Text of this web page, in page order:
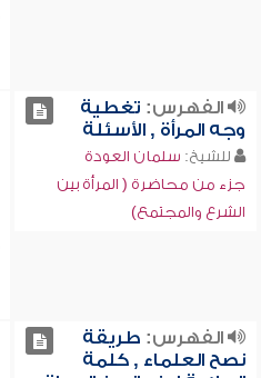
الفهرس: تغطية
وجه المرأة , الأسئلة
للشيخ: سلمان العودة
جزء من محاضرة ( المرأة بين
الشرع والمجتمع)
الفهرس: طريقة
نصح العلماء , كلمة